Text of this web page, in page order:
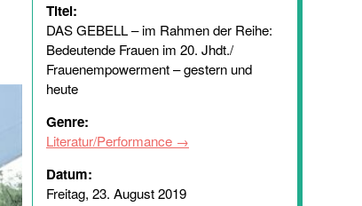
Titel:
DAS GEBELL – im Rahmen der Reihe:
Bedeutende Frauen im 20. Jhdt./
Frauenempowerment – gestern und
heute
Genre:
Literatur/Performance
Datum:
Freitag, 23. August 2019